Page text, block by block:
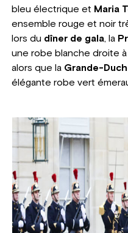
bleu électrique et Maria
ensemble rouge et noir
lors du dîner de gala, la
une robe blanche droite
alors que la Grande-
élégante robe vert